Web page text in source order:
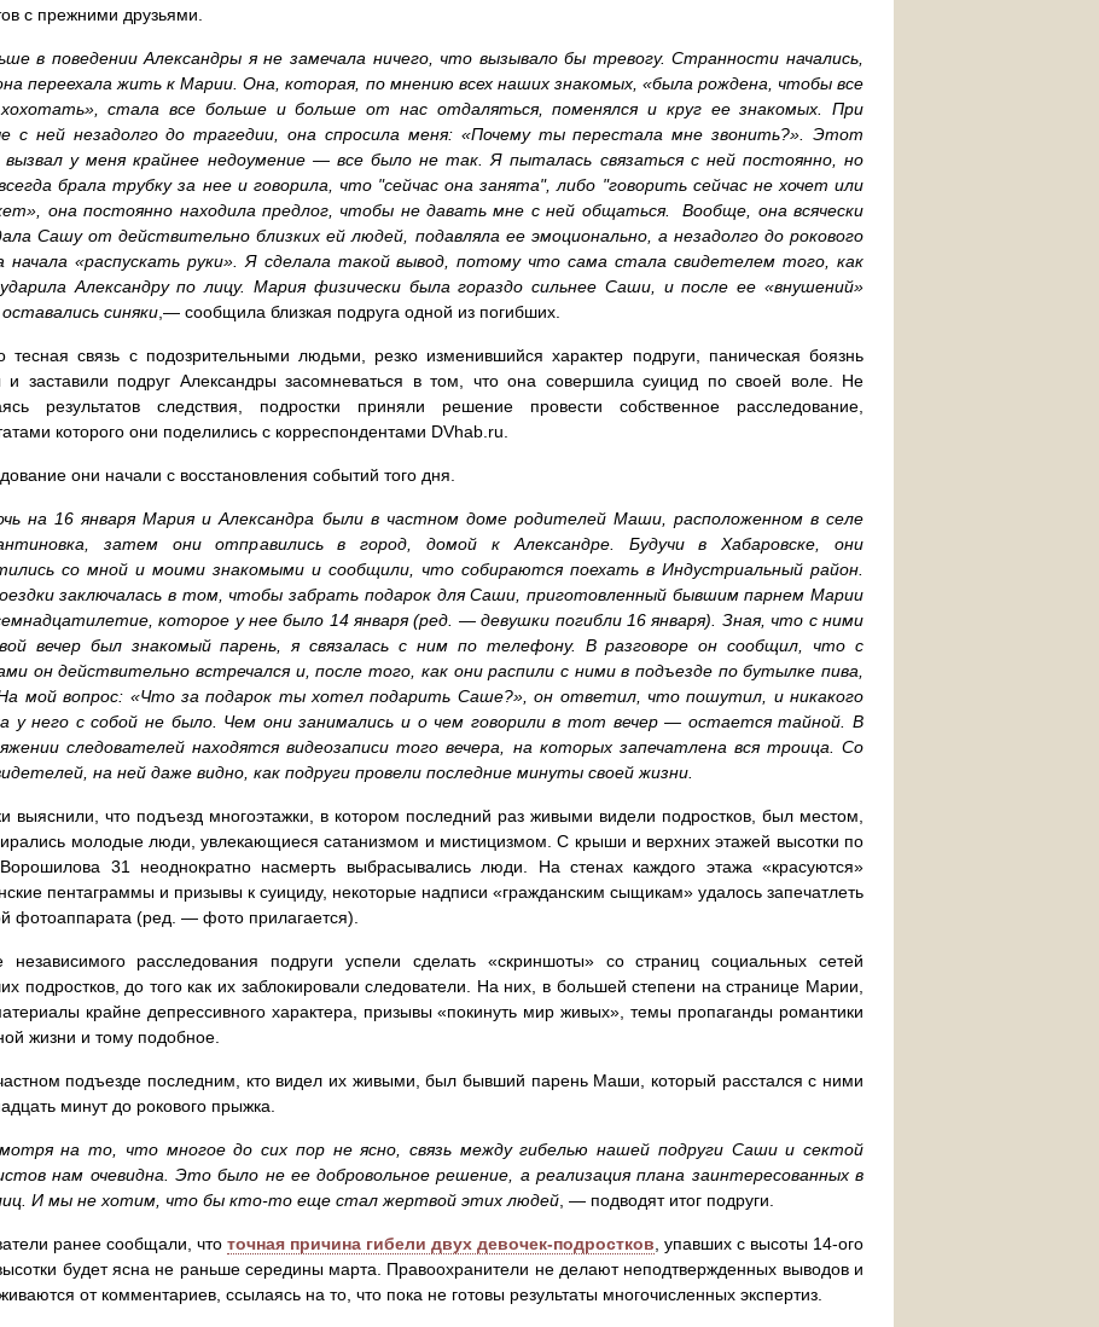
с прежними друзьями.
в поведении Александры я не замечала ничего, что вызывало бы тревогу. Странности начались,
переехала жить к Марии. Она, которая, по мнению всех наших знакомых, «была рождена, чтобы все
стала все больше и больше от нас отдаляться, поменялся и круг ее знакомых. При
с ней незадолго до трагедии, она спросила меня: «Почему ты перестала мне звонить?». Этот
вызвал у меня крайнее недоумение — все было не так. Я пыталась связаться с ней постоянно, но
брала трубку за нее и говорила, что "сейчас она занята", либо "говорить сейчас не хочет или
она постоянно находила предлог, чтобы не давать мне с ней общаться. Вообще, она всячески
Сашу от действительно близких ей людей, подавляла ее эмоционально, а незадолго до рокового
начала «распускать руки». Я сделала такой вывод, потому что сама стала свидетелем того, как
Александру по лицу. Мария физически была гораздо сильнее Саши, и после ее «внушений»
синяки ,— сообщила близкая подруга одной из погибших.
тесная связь с подозрительными людьми, резко изменившийся характер подруги, паническая боязнь
и заставили подруг Александры засомневаться в том, что она совершила суицид по своей воле. Не
результатов следствия, подростки приняли решение провести собственное расследование,
которого они поделились с корреспондентами DVhab.ru.
они начали с восстановления событий того дня.
на 16 января Мария и Александра были в частном доме родителей Маши, расположенном в селе
затем они отправились в город, домой к Александре. Будучи в Хабаровске, они
со мной и моими знакомыми и сообщили, что собираются поехать в Индустриальный район.
заключалась в том, чтобы забрать подарок для Саши, приготовленный бывшим парнем Марии
которое у нее было 14 января (ред. — девушки погибли 16 января). Зная, что с ними
вечер был знакомый парень, я связалась с ним по телефону. В разговоре он сообщил, что с
он действительно встречался и, после того, как они распили с ними в подъезде по бутылке пива,
мой вопрос: «Что за подарок ты хотел подарить Саше?», он ответил, что пошутил, и никакого
у него с собой не было. Чем они занимались и о чем говорили в тот вечер — остается тайной. В
следователей находятся видеозаписи того вечера, на которых запечатлена вся троица. Со
на ней даже видно, как подруги провели последние минуты своей жизни.
выяснили, что подъезд многоэтажки, в котором последний раз живыми видели подростков, был местом,
молодые люди, увлекающиеся сатанизмом и мистицизмом. С крыши и верхних этажей высотки по
31 неоднократно насмерть выбрасывались люди. На стенах каждого этажа «красуются»
пентаграммы и призывы к суициду, некоторые надписи «гражданским сыщикам» удалось запечатлеть
фотоаппарата (ред. — фото прилагается).
независимого расследования подруги успели сделать «скриншоты» со страниц социальных сетей
подростков, до того как их заблокировали следователи. На них, в большей степени на странице Марии,
крайне депрессивного характера, призывы «покинуть мир живых», темы пропаганды романтики
жизни и тому подобное.
подъезде последним, кто видел их живыми, был бывший парень Маши, который расстался с ними
минут до рокового прыжка.
на то, что многое до сих пор не ясно, связь между гибелью нашей подруги Саши и сектой
нам очевидна. Это было не ее добровольное решение, а реализация плана заинтересованных в
И мы не хотим, что бы кто-то еще стал жертвой этих людей , — подводят итог подруги.
ранее сообщали, что точная причина гибели двух девочек-подростков , упавших с высоты 14-ого
будет ясна не раньше середины марта. Правоохранители не делают неподтвержденных выводов и
от комментариев, ссылаясь на то, что пока не готовы результаты многочисленных экспертиз.